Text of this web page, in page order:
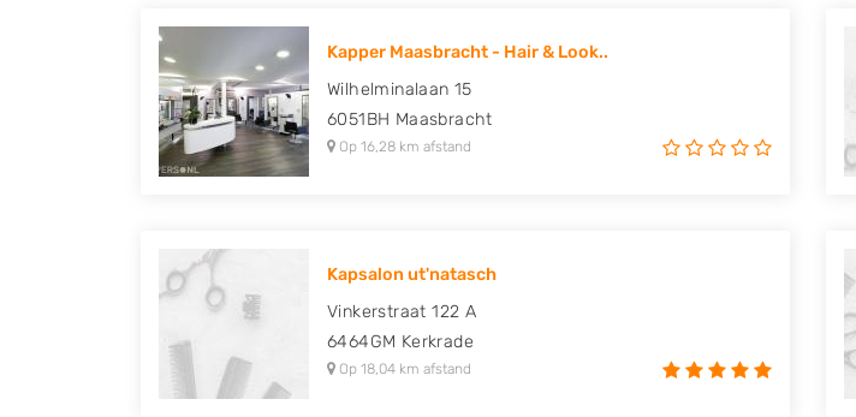
Kapper Maasbracht - Hair & Look..
Wilhelminalaan 15
6051BH Maasbracht
Op 16,28 km afstand
Kapsalon ut'natasch
Vinkerstraat 122 A
6464GM Kerkrade
Op 18,04 km afstand